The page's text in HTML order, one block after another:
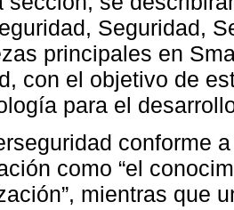
Seguridad,
principales en
con el objetivo de
para el
conforme
como “el
mientras que